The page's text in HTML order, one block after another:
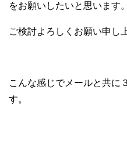
をお願いしたいと思います。
ご検討よろしくお願い申し
こんな感じでメールと共に
す。